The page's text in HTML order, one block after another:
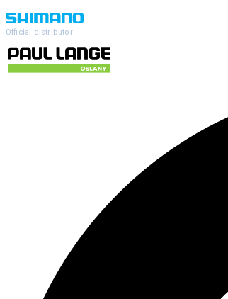
Official distributor